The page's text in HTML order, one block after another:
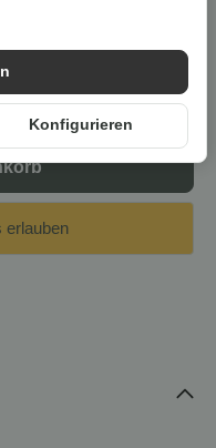
durchschnittlichen
oder Idealo Deutschland.
Stk
erlauben
Konfigurieren